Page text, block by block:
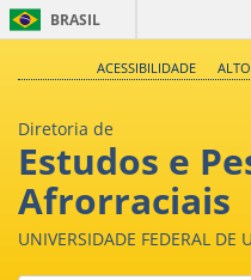
BRASIL
ACESSIBILIDADE
Diretoria de
Estudos e
Afrorraciais
UNIVERSIDADE FEDERAL DE